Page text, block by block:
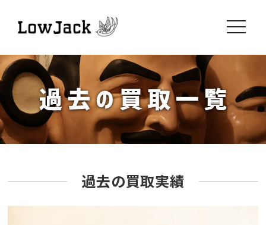
toggle
過去の買取実績